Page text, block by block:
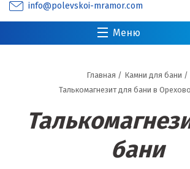
info@polevskoi-mramor.com
Меню
Главная / Камни для бани /
Талькомагнезит для бани в
бани